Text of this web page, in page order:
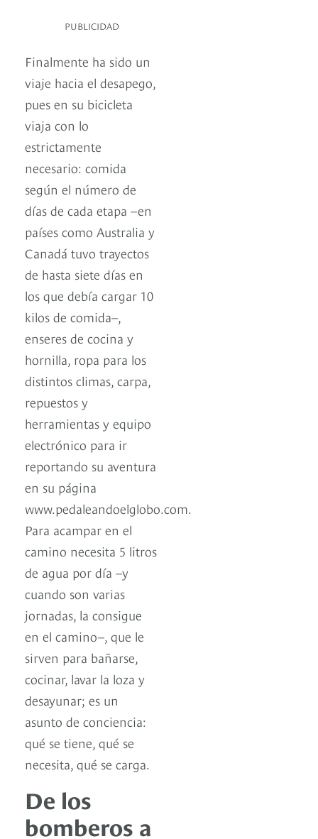
PUBLICIDAD
Finalmente ha sido un
viaje hacia el desapego,
pues en su bicicleta
viaja con lo
estrictamente
necesario: comida
según el número de
días de cada etapa –en
países como Australia y
Canadá tuvo trayectos
de hasta siete días en
los que debía cargar 10
kilos de comida–,
enseres de cocina y
hornilla, ropa para los
distintos climas, carpa,
repuestos y
herramientas y equipo
electrónico para ir
reportando su aventura
en su página
www.pedaleandoelglobo.com.
Para acampar en el
camino necesita 5 litros
de agua por día –y
cuando son varias
jornadas, la consigue
en el camino–, que le
sirven para bañarse,
cocinar, lavar la loza y
desayunar; es un
asunto de conciencia:
qué se tiene, qué se
necesita, qué se carga.
De los
bomberos a